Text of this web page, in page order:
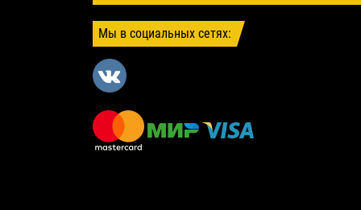
Мы в социальных сетях: